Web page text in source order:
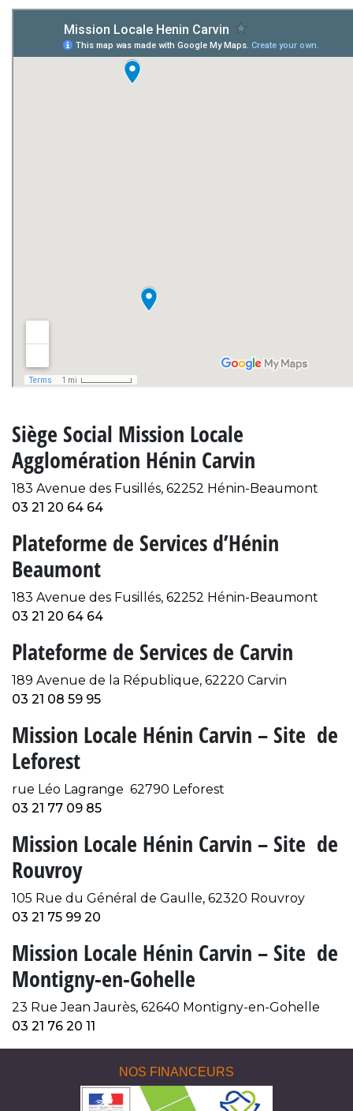
Siège Social Mission Locale
Agglomération Hénin Carvin
183 Avenue des Fusillés, 62252 Hénin-Beaumont
03 21 20 64 64
Plateforme de Services d’Hénin
Beaumont
183 Avenue des Fusillés, 62252 Hénin-Beaumont
03 21 20 64 64
Plateforme de Services de Carvin
189 Avenue de la République, 62220 Carvin
03 21 08 59 95
Mission Locale Hénin Carvin – Site de
Leforest
rue Léo Lagrange 62790 Leforest
03 21 77 09 85
Mission Locale Hénin Carvin – Site de
Rouvroy
105 Rue du Général de Gaulle, 62320 Rouvroy
03 21 75 99 20
Mission Locale Hénin Carvin – Site de
Montigny-en-Gohelle
23 Rue Jean Jaurès, 62640 Montigny-en-Gohelle
03 21 76 20 11
NOS FINANCEURS